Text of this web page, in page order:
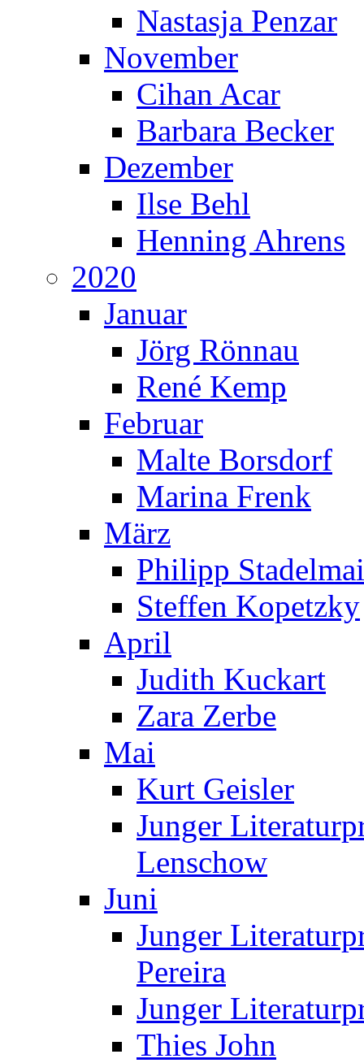
Nastasja Penzar
November
Cihan Acar
Barbara Becker
Dezember
Ilse Behl
Henning Ahrens
2020
Januar
Jörg Rönnau
René Kemp
Februar
Malte Borsdorf
Marina Frenk
März
Philipp
Steffen Kopetzky
April
Judith Kuckart
Zara Zerbe
Mai
Kurt Geisler
Junger
Lenschow
Juni
Junger
Pereira
Junger
Thies John